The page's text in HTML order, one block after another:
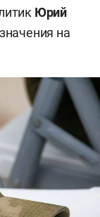
Юрий
на